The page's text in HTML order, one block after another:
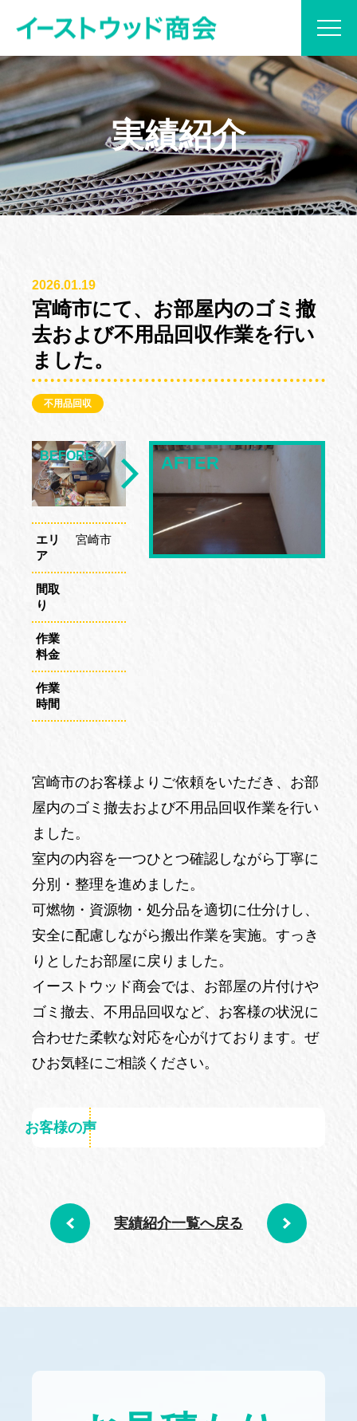
実績紹介
2026.01.19
宮崎市にて、お部屋内のゴミ撤
去および不用品回収作業を行い
ました。
不用品回収
エリ
ア
宮崎市
間取
り
作業
料金
作業
時間
宮崎市のお客様よりご依頼をいただき、お部
屋内のゴミ撤去および不用品回収作業を行い
ました。
室内の内容を一つひとつ確認しながら丁寧に
分別・整理を進めました。
可燃物・資源物・処分品を適切に仕分けし、
安全に配慮しながら搬出作業を実施。すっき
りとしたお部屋に戻りました。
イーストウッド商会では、お部屋の片付けや
ゴミ撤去、不用品回収など、お客様の状況に
合わせた柔軟な対応を心がけております。ぜ
ひお気軽にご相談ください。
お客様の声
実績紹介一覧へ戻る
当社について
サービス内容
プラン紹介
お見積もり・お問い合わせ